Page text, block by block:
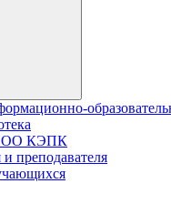
КЭПК
преподавателя